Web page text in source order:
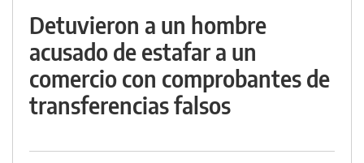
Detuvieron a un hombre
acusado de estafar a un
comercio con comprobantes de
transferencias falsos